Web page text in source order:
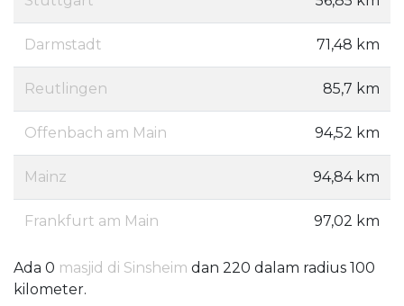
Darmstadt 71,48 km
Reutlingen 85,7 km
Offenbach am Main 94,52 km
Mainz 94,84 km
Frankfurt am Main 97,02 km
Ada 0 masjid di Sinsheim dan 220 dalam radius 100
kilometer.